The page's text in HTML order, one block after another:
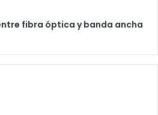
fibra óptica y banda ancha